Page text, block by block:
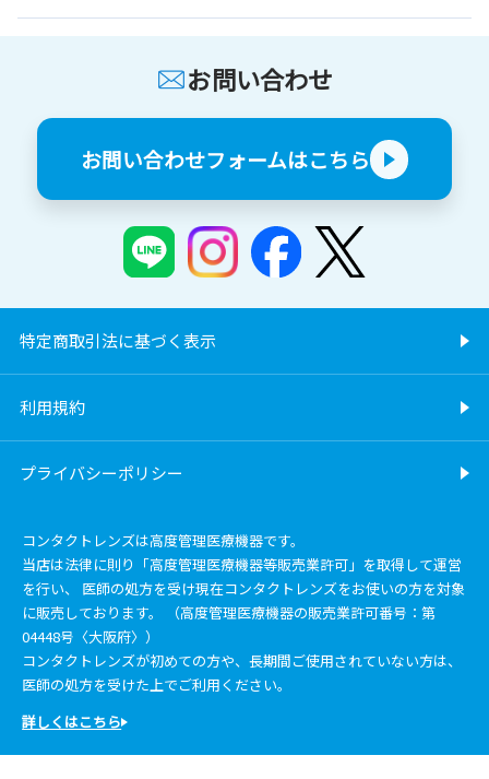
お問い合わせ
お問い合わせフォームはこちら
特定商取引法に基づく表示
利用規約
プライバシーポリシー
コンタクトレンズは高度管理医療機器です。
当店は法律に則り「高度管理医療機器等販売業許可」を取得して運営
を行い、 医師の処方を受け現在コンタクトレンズをお使いの方を対象
に販売しております。 （高度管理医療機器の販売業許可番号：第
04448号〈大阪府〉）
コンタクトレンズが初めての方や、長期間ご使用されていない方は、
医師の処方を受けた上でご利用ください。
詳しくはこちら